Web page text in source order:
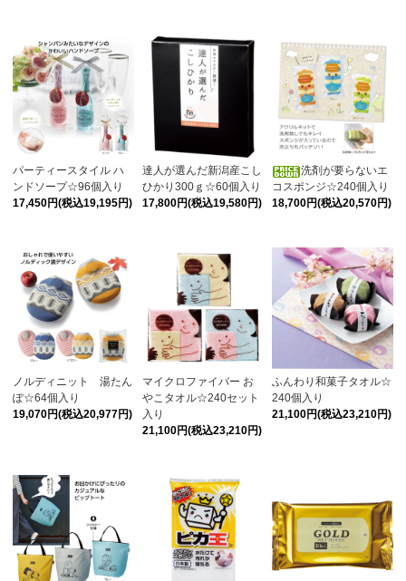
パーティースタイル ハ
ンドソープ☆96個入り
17,450円(税込19,195円)
達人が選んだ新潟産こし
ひかり300ｇ☆60個入り
17,800円(税込19,580円)
洗剤が要らないエ
コスポンジ☆240個入り
18,700円(税込20,570円)
ノルディニット 湯たん
ぽ☆64個入り
19,070円(税込20,977円)
マイクロファイバー お
やこタオル☆240セット
入り
21,100円(税込23,210円)
ふんわり和菓子タオル☆
240個入り
21,100円(税込23,210円)